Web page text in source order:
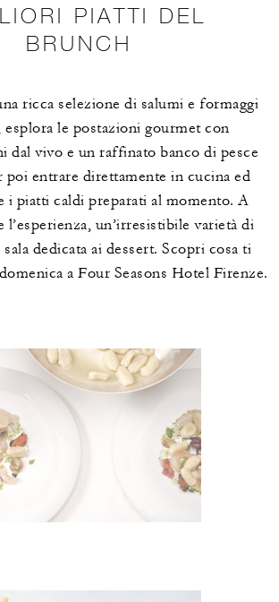
PIATTI DEL
BRUNCH
ricca selezione di salumi e formaggi
esplora le postazioni gourmet con
dal vivo e un raffinato banco di pesce
poi entrare direttamente in cucina ed
i piatti caldi preparati al momento. A
l’esperienza, un’irresistibile varietà di
dedicata ai dessert. Scopri cosa ti
a Four Seasons Hotel Firenze.